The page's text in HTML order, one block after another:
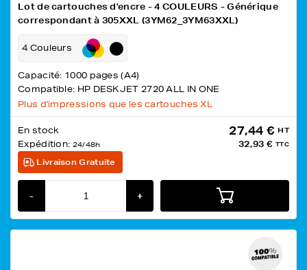
Lot de cartouches d'encre - 4 COULEURS - Générique
correspondant à 305XXL (3YM62_3YM63XXL)
4 Couleurs
Capacité: 1000 pages (A4)
Compatible: HP DESKJET 2720 ALL IN ONE
Plus d'impressions que les cartouches XL
En stock
Expédition: 24/48h
27,44 € HT
32,93 € TTC
Livraison Gratuite
- +